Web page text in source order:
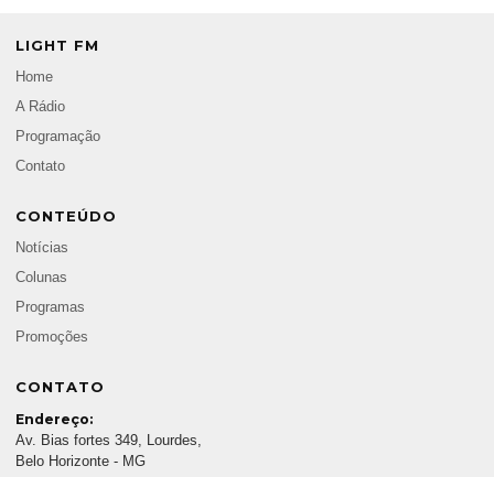
LIGHT FM
Home
A Rádio
Programação
Contato
CONTEÚDO
Notícias
Colunas
Programas
Promoções
CONTATO
Endereço:
Av. Bias fortes 349, Lourdes,
Belo Horizonte - MG